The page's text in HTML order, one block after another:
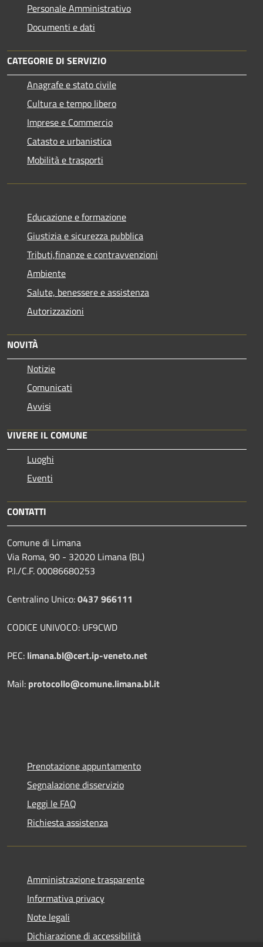
Personale Amministrativo
Documenti e dati
CATEGORIE DI SERVIZIO
Anagrafe e stato civile
Cultura e tempo libero
Imprese e Commercio
Catasto e urbanistica
Mobilità e trasporti
Educazione e formazione
Giustizia e sicurezza pubblica
Tributi,finanze e contravvenzioni
Ambiente
Salute, benessere e assistenza
Autorizzazioni
NOVITÀ
Notizie
Comunicati
Avvisi
VIVERE IL COMUNE
Luoghi
Eventi
CONTATTI
Comune di Limana
Via Roma, 90 - 32020 Limana (BL)
P.I./C.F. 00086680253
Centralino Unico:0437 966111
CODICE UNIVOCO: UF9CWD
PEC: limana.bl@cert.ip-veneto.net
Mail: protocollo@comune.limana.bl.it
Prenotazione appuntamento
Segnalazione disservizio
Leggi le FAQ
Richiesta assistenza
Amministrazione trasparente
Informativa privacy
Note legali
Dichiarazione di accessibilità